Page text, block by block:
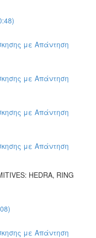
με Απάντηση
με Απάντηση
με Απάντηση
με Απάντηση
HEDRA, RING
με Απάντηση